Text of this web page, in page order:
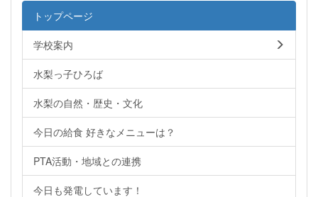
トップページ
学校案内
水梨っ子ひろば
水梨の自然・歴史・文化
今日の給食 好きなメニューは？
PTA活動・地域との連携
今日も発電しています！